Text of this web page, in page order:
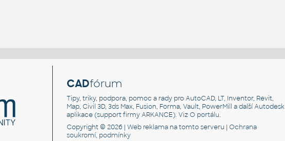
CADfórum
Tipy, triky, podpora, pomoc a rady pro AutoCAD, LT, Inventor, Revit,
Map, Civil 3D, 3ds Max, Fusion, Forma, Vault, PowerMill a další Autodesk
aplikace (support firmy ARKANCE). VizO portálu.
Copyright © 2026 |Web reklama na tomto serveru |Ochrana
soukromí, podmínky